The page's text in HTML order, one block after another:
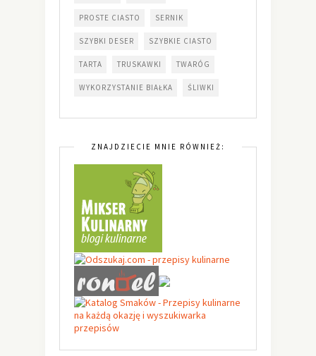
PROSTE CIASTO SERNIK
SZYBKI DESER SZYBKIE CIASTO
TARTA TRUSKAWKI TWARÓG
WYKORZYSTANIE BIAŁKA ŚLIWKI
ZNAJDZIECIE MNIE RÓWNIEŻ: